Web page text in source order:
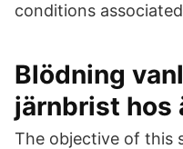
conditions
Blödning
järnbrist hos
The objective of this